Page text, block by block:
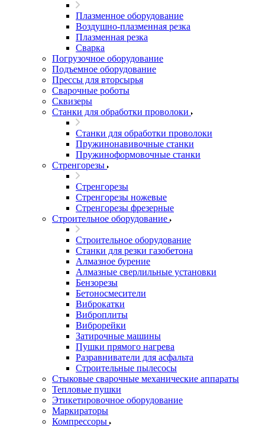
Плазменное оборудование
Воздушно-плазменная резка
Плазменная резка
Сварка
Погрузочное оборудование
Подъемное оборудование
Прессы для вторсырья
Сварочные роботы
Сквизеры
Станки для обработки проволоки
Станки для обработки проволоки
Пружинонавивочные станки
Пружиноформовочные станки
Стренгорезы
Стренгорезы
Стренгорезы ножевые
Стренгорезы фрезерные
Строительное оборудование
Строительное оборудование
Станки для резки газобетона
Алмазное бурение
Алмазные сверлильные установки
Бензорезы
Бетоносмесители
Виброкатки
Виброплиты
Виброрейки
Затирочные машины
Пушки прямого нагрева
Разравниватели для асфальта
Строительные пылесосы
Стыковые сварочные механические аппараты
Тепловые пушки
Этикетировочное оборудование
Маркираторы
Компрессоры